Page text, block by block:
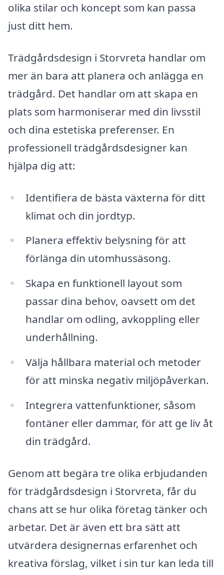
olika stilar och koncept som kan passa
just ditt hem.
Trädgårdsdesign i Storvreta handlar om
mer än bara att planera och anlägga en
trädgård. Det handlar om att skapa en
plats som harmoniserar med din livsstil
och dina estetiska preferenser. En
professionell trädgårdsdesigner kan
hjälpa dig att:
Identifiera de bästa växterna för ditt
klimat och din jordtyp.
Planera effektiv belysning för att
förlänga din utomhussäsong.
Skapa en funktionell layout som
passar dina behov, oavsett om det
handlar om odling, avkoppling eller
underhållning.
Välja hållbara material och metoder
för att minska negativ miljöpåverkan.
Integrera vattenfunktioner, såsom
fontäner eller dammar, för att ge liv åt
din trädgård.
Genom att begära tre olika erbjudanden
för trädgårdsdesign i Storvreta, får du
chans att se hur olika företag tänker och
arbetar. Det är även ett bra sätt att
utvärdera designernas erfarenhet och
kreativa förslag, vilket i sin tur kan leda till